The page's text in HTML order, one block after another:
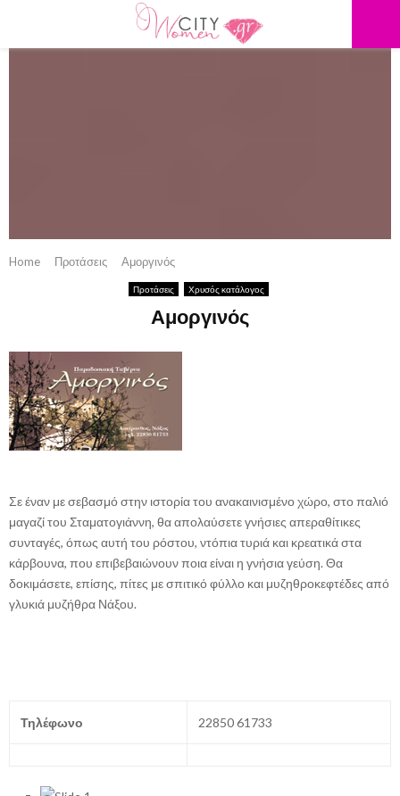
PRIMARY
Home Προτάσεις Αμοργινός
Προτάσεις Χρυσός κατάλογος
Αμοργινός
Σε έναν με σεβασμό στην ιστορία του ανακαινισμένο χώρο, στο παλιό
μαγαζί του Σταματογιάννη, θα απολαύσετε γνήσιες απεραθίτικες
συνταγές, όπως αυτή του ρόστου, ντόπια τυριά και κρεατικά στα
κάρβουνα, που επιβεβαιώνουν ποια είναι η γνήσια γεύση. Θα
δοκιμάσετε, επίσης, πίτες με σπιτικό φύλλο και μυζηθροκεφτέδες από
γλυκιά μυζήθρα Νάξου.
Τηλέφωνο 22850 61733